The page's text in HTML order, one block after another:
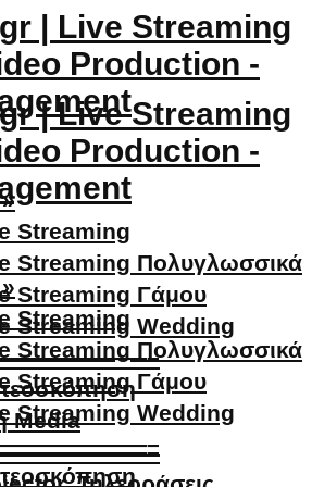
Streaming
Streaming Πολυγλωσσικά
Streaming Γάμου
Streaming Wedding
Media
Streaming
Streaming Πολυγλωσσικά
Streaming Γάμου
Streaming Wedding